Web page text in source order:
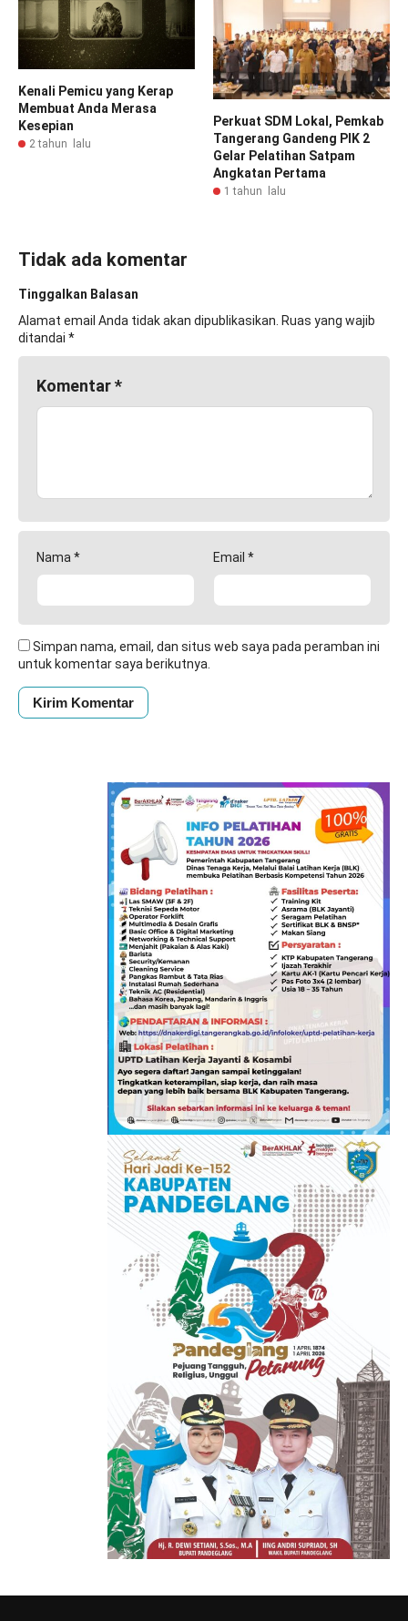
Kenali Pemicu yang Kerap
Membuat Anda Merasa
Kesepian
2 tahun lalu
Perkuat SDM Lokal, Pemkab
Tangerang Gandeng PIK 2
Gelar Pelatihan Satpam
Angkatan Pertama
1 tahun lalu
Tidak ada komentar
Tinggalkan Balasan
Alamat email Anda tidak akan dipublikasikan. Ruas yang wajib
ditandai *
Komentar*
Nama * Email *
Simpan nama, email, dan situs web saya pada peramban ini
untuk komentar saya berikutnya.